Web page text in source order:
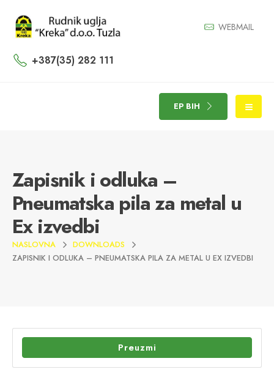
WEBMAIL
+387(35) 282 111
EP BIH
Zapisnik i odluka –
Pneumatska pila za metal u
Ex izvedbi
NASLOVNA
DOWNLOADS
ZAPISNIK I ODLUKA – PNEUMATSKA PILA ZA METAL U EX IZVEDBI
Preuzmi